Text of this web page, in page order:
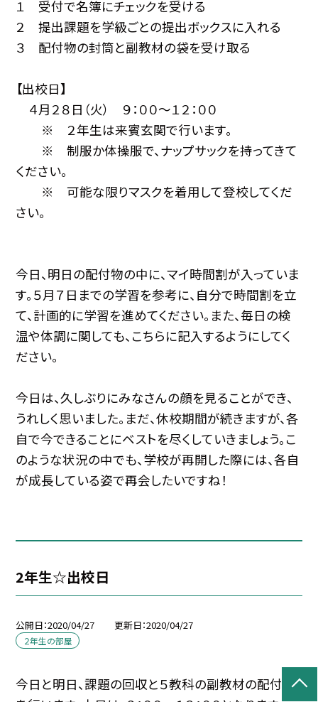
１ 受付で名簿にチェックを受ける
２ 提出課題を学級ごとの提出ボックスに入れる
３ 配付物の封筒と副教材の袋を受け取る
【出校日】
４月２８日（火） ９：００〜１２：００
※ ２年生は来賓玄関で行います。
※ 制服か体操服で、ナップサックを持ってきて
ください。
※ 可能な限りマスクを着用して登校してくだ
さい。
今日、明日の配付物の中に、マイ時間割が入っていま
す。５月７日までの学習を参考に、自分で時間割を立
て、計画的に学習を進めてください。また、毎日の検
温や体調に関しても、こちらに記入するようにしてく
ださい。
今日は、久しぶりにみなさんの顔を見ることができ、
うれしく思いました。まだ、休校期間が続きますが、各
自で今できることにベストを尽くしていきましょう。こ
のような状況の中でも、学校が再開した際には、各自
が成長している姿で再会したいですね！
2年生☆出校日
公開日 2020/04/27 更新日 2020/04/27
２年生の部屋
今日と明日、課題の回収と５教科の副教材の配付等